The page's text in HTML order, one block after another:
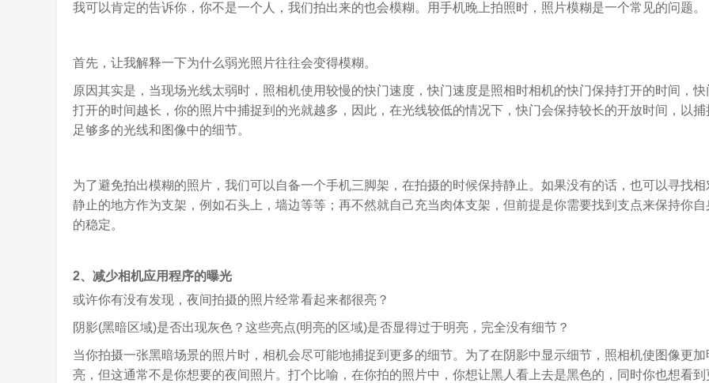
我可以肯定的告诉你，你不是一个人，我们拍出来的也会模糊。用手机晚上拍照时，照片模糊是一个常见的问题。
首先，让我解释一下为什么弱光照片往往会变得模糊。
原因其实是，当现场光线太弱时，照相机使用较慢的快门速度，快门速度是照相时相机的快门保持打开的时间，快
打开的时间越长，你的照片中捕捉到的光就越多，因此，在光线较低的情况下，快门会保持较长的开放时间，以捕
足够多的光线和图像中的细节。
为了避免拍出模糊的照片，我们可以自备一个手机三脚架，在拍摄的时候保持静止。如果没有的话，也可以寻找相
静止的地方作为支架，例如石头上，墙边等等；再不然就自己充当肉体支架，但前提是你需要找到支点来保持你自
的稳定。
2、减少相机应用程序的曝光
或许你有没有发现，夜间拍摄的照片经常看起来都很亮？
阴影(黑暗区域)是否出现灰色？这些亮点(明亮的区域)是否显得过于明亮，完全没有细节？
当你拍摄一张黑暗场景的照片时，相机会尽可能地捕捉到更多的细节。为了在阴影中显示细节，照相机使图像更加
亮，但这通常不是你想要的夜间照片。打个比喻，在你拍的照片中，你想让黑人看上去是黑色的，同时你也想看到